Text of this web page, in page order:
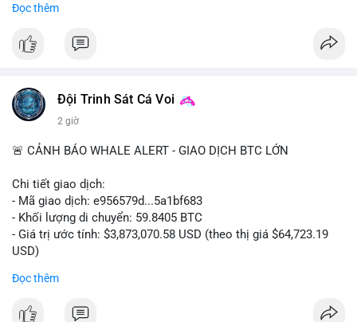
trình
#vlikevn #titanbot
Đọc thêm
Đội Trinh Sát Cá Voi
2 giờ
🚨 CẢNH BÁO WHALE ALERT - GIAO DỊCH BTC LỚN
Chi tiết giao dịch:
- Mã giao dịch: e956579d...5a1bf683
- Khối lượng di chuyển: 59.8405 BTC
- Giá trị ước tính: $3,873,070.58 USD (theo thị giá $64,723.19
USD)
kích hoạt di chuyển trong mempool. Với quy mô này, khả năng
Đọc thêm